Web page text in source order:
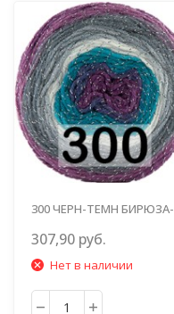
300 ЧЕРН-ТЕМН БИРЮЗА-
307,90 руб.
Нет в наличии